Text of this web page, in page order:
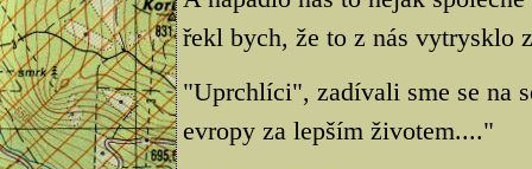
řekl bych, že to z nás vytrysklo
"Uprchlíci", zadívali sme se na
evropy za lepším životem...."